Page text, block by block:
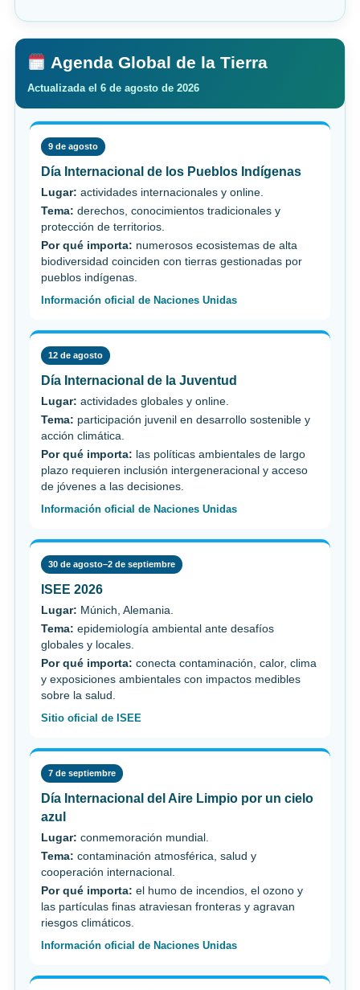
Agenda Global de la Tierra
Actualizada el 6 de agosto de 2026
9 de agosto
Día Internacional de los Pueblos Indígenas
Lugar: actividades internacionales y online.
Tema: derechos, conocimientos tradicionales y
protección de territorios.
Por qué importa: numerosos ecosistemas de alta
biodiversidad coinciden con tierras gestionadas por
pueblos indígenas.
Información oficial de Naciones Unidas
12 de agosto
Día Internacional de la Juventud
Lugar: actividades globales y online.
Tema: participación juvenil en desarrollo sostenible y
acción climática.
Por qué importa: las políticas ambientales de largo
plazo requieren inclusión intergeneracional y acceso
de jóvenes a las decisiones.
Información oficial de Naciones Unidas
30 de agosto–2 de septiembre
ISEE 2026
Lugar: Múnich, Alemania.
Tema: epidemiología ambiental ante desafíos
globales y locales.
Por qué importa: conecta contaminación, calor, clima
y exposiciones ambientales con impactos medibles
sobre la salud.
Sitio oficial de ISEE
7 de septiembre
Día Internacional del Aire Limpio por un cielo
azul
Lugar: conmemoración mundial.
Tema: contaminación atmosférica, salud y
cooperación internacional.
Por qué importa: el humo de incendios, el ozono y
las partículas finas atraviesan fronteras y agravan
riesgos climáticos.
Información oficial de Naciones Unidas